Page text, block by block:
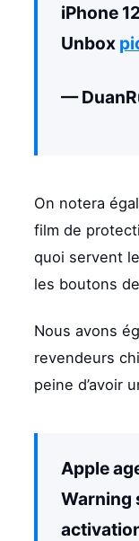
iPhone
Unbox
—
On notera
film de
quoi servent
les boutons
Nous avons
revendeurs
peine d’avoir
Apple
Warning